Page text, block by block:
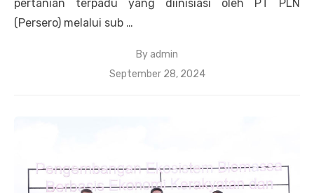
pertanian terpadu yang diinisiasi oleh PT PLN
(Persero) melalui sub …
By admin
Posted
September 28, 2024